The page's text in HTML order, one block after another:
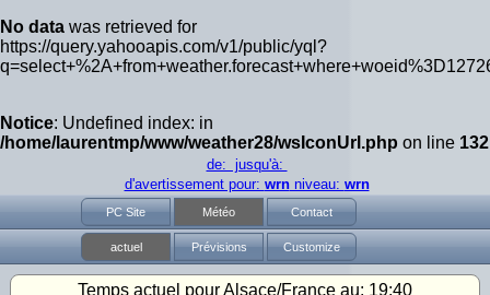
No data was retrieved for
https://query.yahooapis.com/v1/public/yql?
Notice: Undefined index: in
/home/laurentmp/www/weather28/wsIconUrl.php on line 132
de: jusqu'à:
d'avertissement pour: wrnniveau: wrn
PC Site Météo Contact
actuel Prévisions Customize
Temps actuel pour Alsace/France au: 19:40